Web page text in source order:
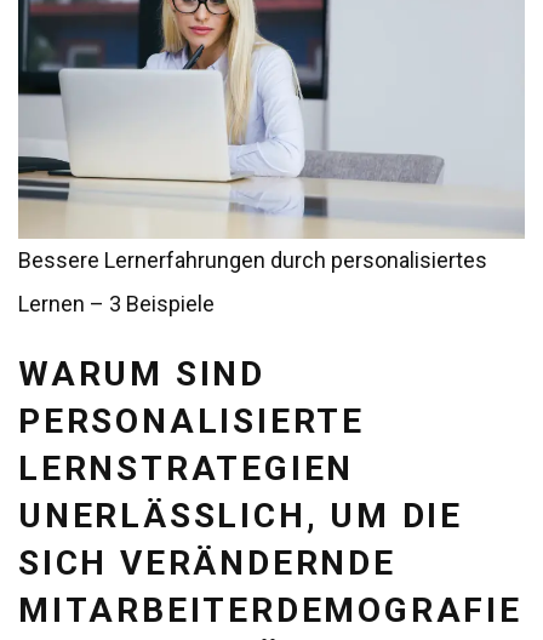
Bessere Lernerfahrungen durch personalisiertes
Lernen – 3 Beispiele
WARUM SIND
PERSONALISIERTE
LERNSTRATEGIEN
UNERLÄSSLICH, UM DIE
SICH VERÄNDERNDE
MITARBEITERDEMOGRAFIE